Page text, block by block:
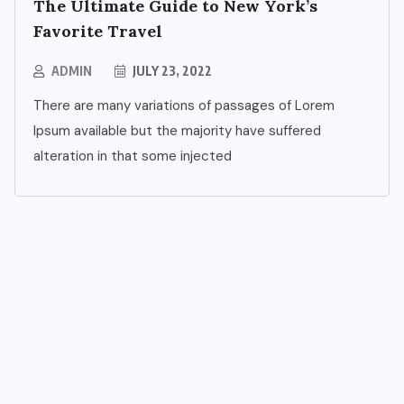
The Ultimate Guide to New York’s
Favorite Travel
ADMIN JULY 23, 2022
There are many variations of passages of Lorem
Ipsum available but the majority have suffered
alteration in that some injected